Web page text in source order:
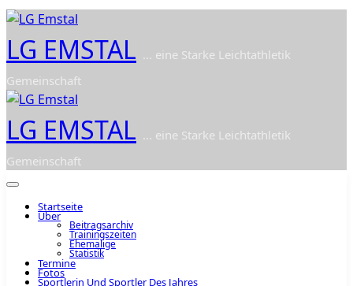
LG EMSTAL ... eine Starke Leichtathletik
Gemeinschaft
LG EMSTAL ... eine Starke Leichtathletik
Gemeinschaft
Startseite
Über
Beitragsarchiv
Trainingszeiten
Ehemalige
Statistik
Termine
Fotos
Sportlerin Und Sportler Des Jahres